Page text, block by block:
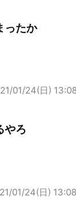
ったか
01/24(日)
やろ
01/24(日)